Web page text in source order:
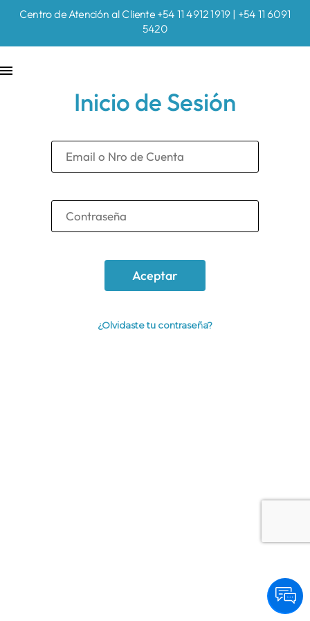
Centro de Atención al Cliente +54 11 4912 1919 | +54 11 6091
5420
Inicio de Sesión
¿Olvidaste tu contraseña?